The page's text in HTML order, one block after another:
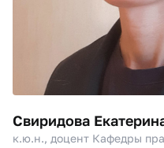
Свиридова
к.ю.н., доцент Кафедры